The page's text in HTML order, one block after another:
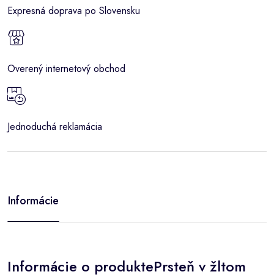
Expresná doprava po Slovensku
Overený internetový obchod
Jednoduchá reklamácia
Informácie
Informácie o produktePrsteň v žltom